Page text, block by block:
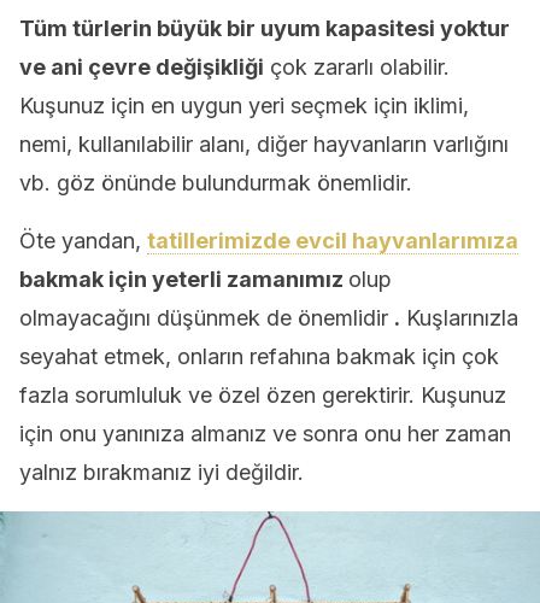
Tüm türlerin büyük bir uyum kapasitesi yoktur
ve ani çevre değişikliği çok zararlı olabilir.
Kuşunuz için en uygun yeri seçmek için iklimi,
nemi, kullanılabilir alanı, diğer hayvanların varlığını
vb. göz önünde bulundurmak önemlidir.
Öte yandan, tatillerimizde evcil hayvanlarımıza
bakmak için yeterli zamanımız olup
olmayacağını düşünmek de önemlidir . Kuşlarınızla
seyahat etmek, onların refahına bakmak için çok
fazla sorumluluk ve özel özen gerektirir. Kuşunuz
için onu yanınıza almanız ve sonra onu her zaman
yalnız bırakmanız iyi değildir.